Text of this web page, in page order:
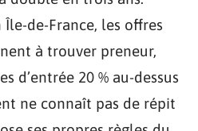
de-France, les offres
à trouver preneur,
d’entrée 20 % au-dessus
ne connaît pas de répit